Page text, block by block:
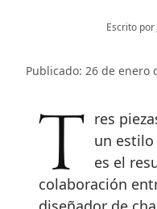
Escrito por
Publicado: 26 de enero
Tres piezas diseñadas para exhibir un estilo
es el
colaboración